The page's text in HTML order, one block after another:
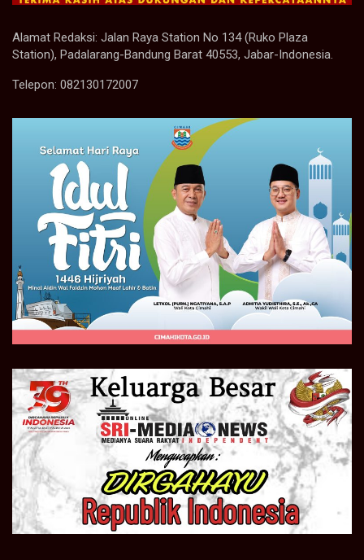
Alamat Redaksi: Jalan Raya Station No 134 (Ruko Plaza
Station), Padalarang-Bandung Barat 40553, Jabar-Indonesia.
Telepon: 082130172007